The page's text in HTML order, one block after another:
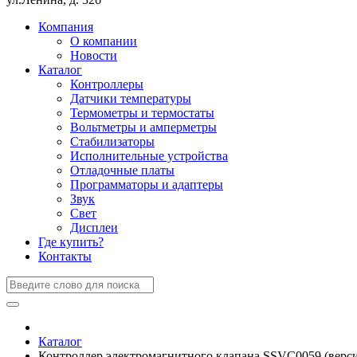
Компания
О компании
Новости
Каталог
Контроллеры
Датчики температуры
Термометры и термостаты
Вольтметры и амперметры
Стабилизаторы
Исполнительные устройства
Отладочные платы
Программаторы и адаптеры
Звук
Свет
Дисплеи
Где купить?
Контакты
Каталог